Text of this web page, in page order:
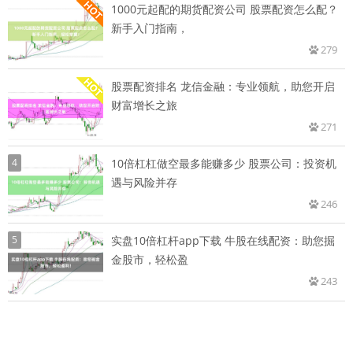
1000元起配的期货配资公司 股票配资怎么配？
新手入门指南，
279
股票配资排名 龙信金融：专业领航，助您开启
财富增长之旅
271
4
10倍杠杠做空最多能赚多少 股票公司：投资机
遇与风险并存
246
5
实盘10倍杠杆app下载 牛股在线配资：助您掘
金股市，轻松盈
243